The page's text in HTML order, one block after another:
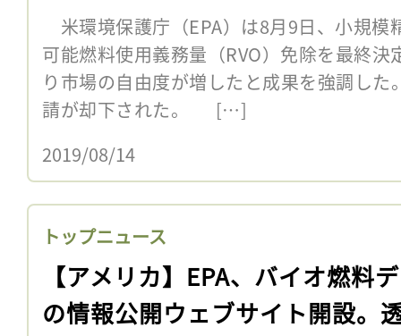
米環境保護庁（EPA）は8月9日、小規模
可能燃料使用義務量（RVO）免除を最終決
り市場の自由度が増したと成果を強調し
請が却下された。 […]
2019/08/14
トップニュース
【アメリカ】EPA、バイオ燃料
の情報公開ウェブサイト開設。